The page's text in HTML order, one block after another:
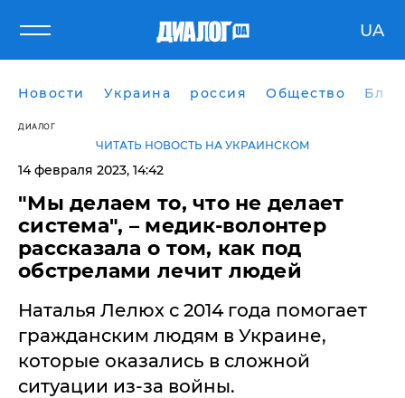
UA
Новости Украина россия Общество
ДИАЛОГ
ЧИТАТЬ НОВОСТЬ НА УКРАИНСКОМ
14 февраля 2023, 14:42
"Мы делаем то, что не делает
система", – медик-волонтер
рассказала о том, как под
обстрелами лечит людей
Наталья Лелюх с 2014 года помогает
гражданским людям в Украине,
которые оказались в сложной
ситуации из-за войны.